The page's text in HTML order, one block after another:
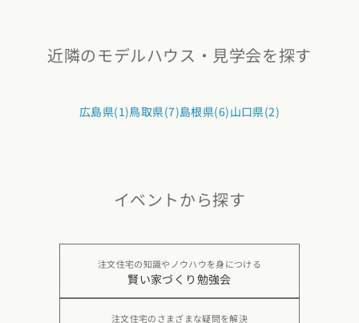
近隣のモデルハウス・見学会を探す
広島県(1)鳥取県(7)島根県(6)山口県(2)
イベントから探す
注文住宅の知識やノウハウを身につける
賢い家づくり勉強会
注文住宅のさまざまな疑問を解決